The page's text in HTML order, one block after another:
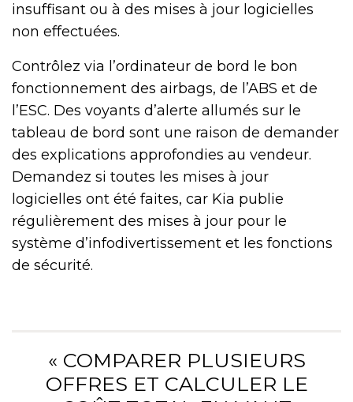
insuffisant ou à des mises à jour logicielles
non effectuées.
Contrôlez via l’ordinateur de bord le bon
fonctionnement des airbags, de l’ABS et de
l’ESC. Des voyants d’alerte allumés sur le
tableau de bord sont une raison de demander
des explications approfondies au vendeur.
Demandez si toutes les mises à jour
logicielles ont été faites, car Kia publie
régulièrement des mises à jour pour le
système d’infodivertissement et les fonctions
de sécurité.
« COMPARER PLUSIEURS
OFFRES ET CALCULER LE